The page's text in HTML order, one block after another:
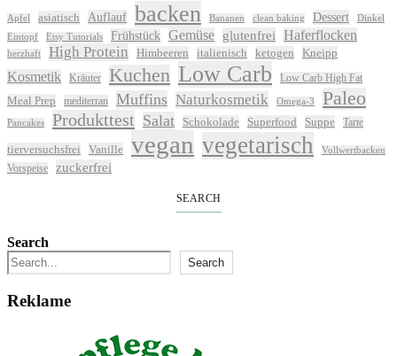
Apfel asiatisch Auflauf backen Bananen clean baking Dessert
Dinkel
Eintopf
Etsy Tutorials Frühstück Gemüse glutenfrei Haferflocken
herzhaft High Protein Himbeeren italienisch ketogen Kneipp
Kosmetik Kräuter Kuchen Low Carb Low Carb High Fat
Meal Prep mediterran Muffins Naturkosmetik Omega-3 Paleo
Pancakes Produkttest Salat Schokolade Superfood Suppe Tarte
tierversuchsfrei Vanille vegan vegetarisch Vollwertbacken
Vorspeise zuckerfrei
SEARCH
Search
Search
Reklame